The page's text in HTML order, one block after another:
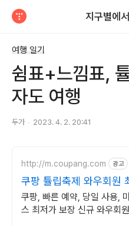
지구별에
여행 일기
쉼표+느낌표,
자도 여행
두가 2023. 4. 2. 20:41
http://m.coupang.com 광고
쿠팡 튤립축제 와우회원
쿠팡, 빠른 예약, 당일 사용,
스 최저가 보장 신규 와우회